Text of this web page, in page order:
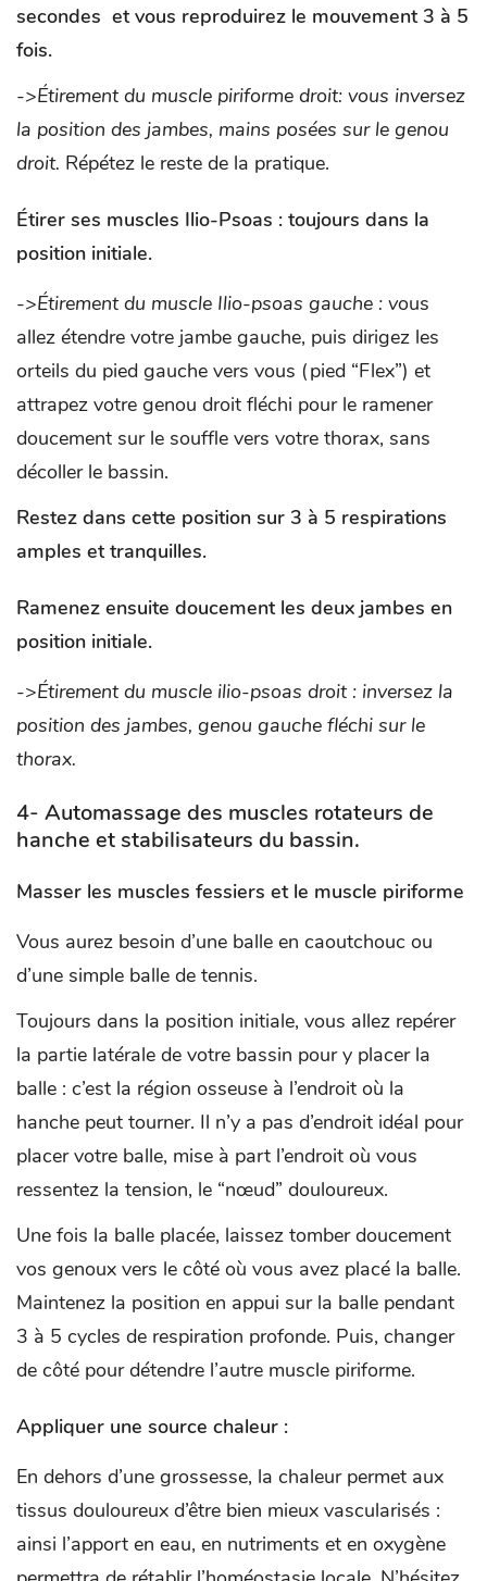
secondes et vous reproduirez le mouvement 3 à 5
fois.
->Étirement du muscle piriforme droit: vous inversez
la position des jambes, mains posées sur le genou
droit. Répétez le reste de la pratique.
Étirer ses muscles Ilio-Psoas : toujours dans la
position initiale.
->Étirement du muscle Ilio-psoas gauche : vous
allez étendre votre jambe gauche, puis dirigez les
orteils du pied gauche vers vous (pied “Flex”) et
attrapez votre genou droit fléchi pour le ramener
doucement sur le souffle vers votre thorax, sans
décoller le bassin.
Restez dans cette position sur 3 à 5 respirations
amples et tranquilles.
Ramenez ensuite doucement les deux jambes en
position initiale.
->Étirement du muscle ilio-psoas droit : inversez la
position des jambes, genou gauche fléchi sur le
thorax.
4- Automassage des muscles rotateurs de
hanche et stabilisateurs du bassin.
Masser les muscles fessiers et le muscle piriforme
Vous aurez besoin d’une balle en caoutchouc ou
d’une simple balle de tennis.
Toujours dans la position initiale, vous allez repérer
la partie latérale de votre bassin pour y placer la
balle : c’est la région osseuse à l’endroit où la
hanche peut tourner. Il n’y a pas d’endroit idéal pour
placer votre balle, mise à part l’endroit où vous
ressentez la tension, le “nœud” douloureux.
Une fois la balle placée, laissez tomber doucement
vos genoux vers le côté où vous avez placé la balle.
Maintenez la position en appui sur la balle pendant
3 à 5 cycles de respiration profonde. Puis, changer
de côté pour détendre l’autre muscle piriforme.
Appliquer une source chaleur :
En dehors d’une grossesse, la chaleur permet aux
tissus douloureux d’être bien mieux vascularisés :
ainsi l’apport en eau, en nutriments et en oxygène